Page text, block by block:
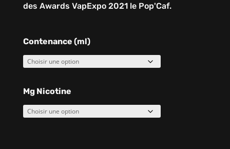
des Awards VapExpo 2021 le Pop'Caf.
Contenance (ml)
Mg Nicotine